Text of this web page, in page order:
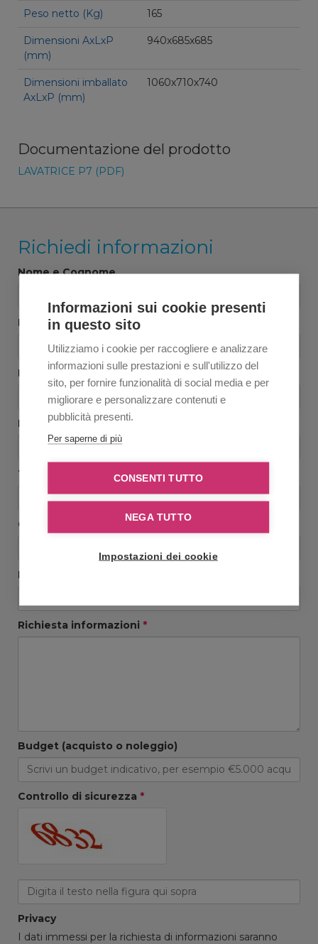
Informazioni sui cookie presenti
in questo sito
Utilizziamo i cookie per raccogliere e analizzare
informazioni sulle prestazioni e sull'utilizzo del
sito, per fornire funzionalità di social media e per
migliorare e personalizzare contenuti e
pubblicità presenti.
Per saperne di più
CONSENTI TUTTO
NEGA TUTTO
Impostazioni dei cookie
Peso netto (Kg) 165
Dimensioni AxLxP
(mm)
940x685x685
Dimensioni imballato
AxLxP (mm)
1060x710x740
Documentazione del prodotto
LAVATRICE P7 (PDF)
Richiedi informazioni
Nome e Cognome
Ragione sociale*
Email*
Ripeti Email*
Telefono
Città
Provincia
Richiesta informazioni *
Budget (acquisto o noleggio)
Controllo di sicurezza *
Privacy
I dati immessi per la richiesta di informazioni saranno